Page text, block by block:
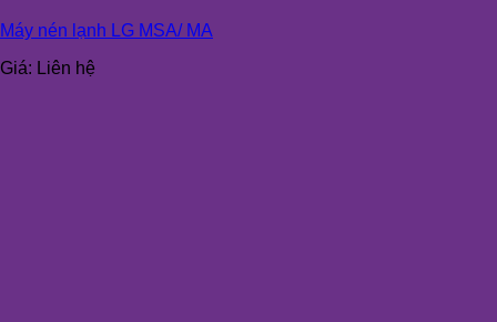
Máy nén lạnh LG MSA/ MA
Giá: Liên hệ